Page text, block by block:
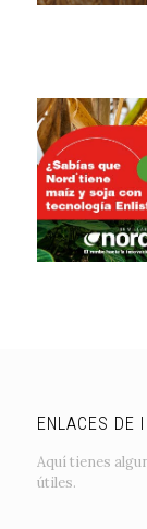
ENLACES DE
Aquí tienes
útiles.